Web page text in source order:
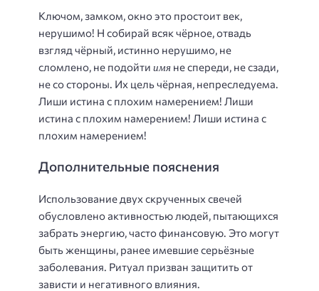
Ключом, замком, окно это простоит век,
нерушимо! H собирай всяк чёрное, отвадь
взгляд чёрный, истинно нерушимо, не
сломлено, не подойти имя не спереди, не сзади,
не со стороны. Их цель чёрная, непреследуема.
Лиши истина с плохим намерением! Лиши
истина с плохим намерением! Лиши истина с
плохим намерением!
Дополнительные пояснения
Использование двух скрученных свечей
обусловлено активностью людей, пытающихся
забрать энергию, часто финансовую. Это могут
быть женщины, ранее имевшие серьёзные
заболевания. Ритуал призван защитить от
зависти и негативного влияния.